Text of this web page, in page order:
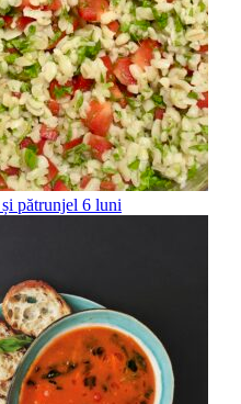
pătrunjel 6 luni